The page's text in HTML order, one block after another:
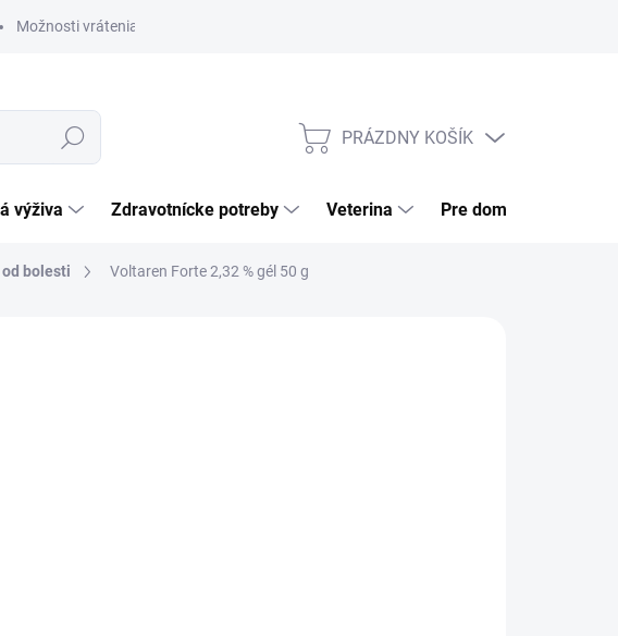
Možnosti vrátenia tovaru
Hľadať
NÁKUPNÝ
PRÁZDNY KOŠÍK
výživa Zdravotnícke potreby Veterina Pre domácnosť
bolesti Voltaren Forte 2,32 % gél 50 g